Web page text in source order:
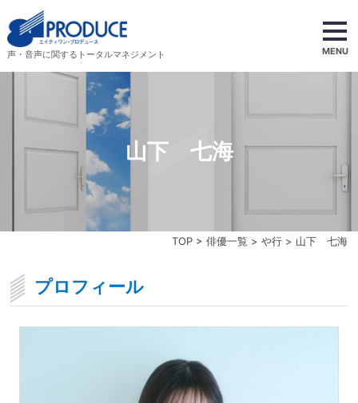
声・音声に関するトータルマネジメント MENU
TOP> 俳優一覧 > や行> 山下 七海
山下 七海
プロフィール